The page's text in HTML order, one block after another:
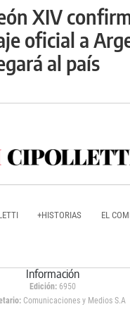
XIV
oficial a
al país
+HISTORIAS EL
Información
Edición: 6950
Comunicaciones y Medios S.A